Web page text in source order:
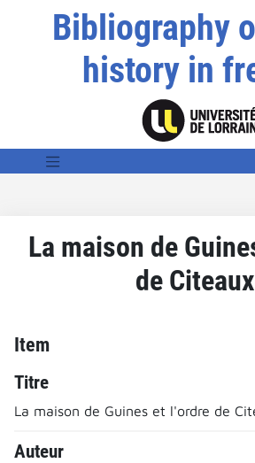
Bibliography
history in
La maison de
de
Item
Titre
La maison de Guines et l'ordre de
Auteur